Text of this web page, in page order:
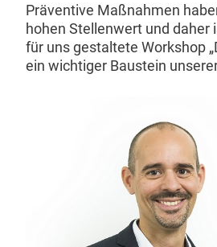
Präventive Maßnahmen
hohen Stellenwert und daher
für uns gestaltete Workshop
ein wichtiger Baustein